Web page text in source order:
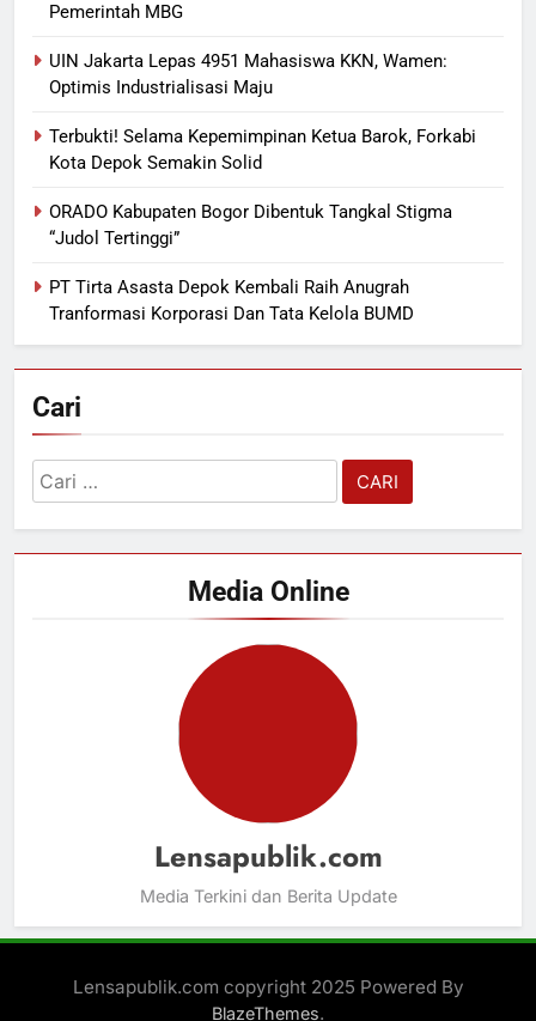
Pemerintah MBG
UIN Jakarta Lepas 4951 Mahasiswa KKN, Wamen:
Optimis Industrialisasi Maju
Terbukti! Selama Kepemimpinan Ketua Barok, Forkabi
Kota Depok Semakin Solid
ORADO Kabupaten Bogor Dibentuk Tangkal Stigma
“Judol Tertinggi”
PT Tirta Asasta Depok Kembali Raih Anugrah
Tranformasi Korporasi Dan Tata Kelola BUMD
Cari
Cari
untuk:
Media Online
Lensapublik.com
Media Terkini dan Berita Update
Lensapublik.com copyright 2025 Powered By
BlazeThemes.